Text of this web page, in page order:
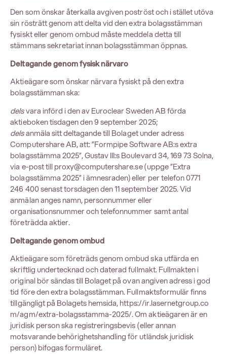
Den som önskar återkalla avgiven poströst och i stället utöva
sin rösträtt genom att delta vid den extra bolagsstämman
fysiskt eller genom ombud måste meddela detta till
stämmans sekretariat innan bolagsstämman öppnas.
Deltagande genom fysisk närvaro
Aktieägare som önskar närvara fysiskt på den extra
bolagsstämman ska:
delsvara införd i den av Euroclear Sweden AB förda
aktieboken tisdagen den 9 september 2025;
delsanmäla sitt deltagande till Bolaget under adress
Computershare AB, att: ”Formpipe Software AB:s extra
bolagsstämma 2025”, Gustav III:s Boulevard 34, 169 73 Solna,
via e-post tillproxy@computershare.se(uppge ”Extra
bolagsstämma 2025” i ämnesraden) eller per telefon 0771
246 400 senast torsdagen den 11 september 2025. Vid
anmälan anges namn, personnummer eller
organisationsnummer och telefonnummer samt antal
företrädda aktier.
Deltagande genom ombud
Aktieägare som företräds genom ombud ska utfärda en
skriftlig undertecknad och daterad fullmakt. Fullmakten i
original bör sändas till Bolaget på ovan angiven adress i god
tid före den extra bolagsstämman. Fullmaktsformulär finns
tillgängligt på Bolagets hemsida,https://ir.lasernetgroup.co
m/agm/extra-bolagsstamma-2025/. Om aktieägaren är en
juridisk person ska registreringsbevis (eller annan
motsvarande behörighetshandling för utländsk juridisk
person) bifogas formuläret.